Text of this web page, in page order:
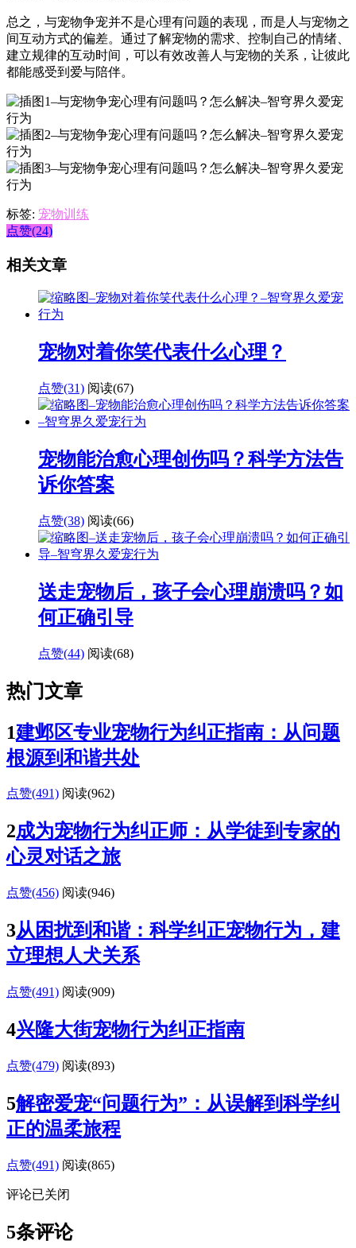
总之，与宠物争宠并不是心理有问题的表现，而是人与宠物之
间互动方式的偏差。通过了解宠物的需求、控制自己的情绪、
建立规律的互动时间，可以有效改善人与宠物的关系，让彼此
都能感受到爱与陪伴。
标签: 宠物训练
点赞(24)
相关文章
宠物对着你笑代表什么心理？
点赞(31) 阅读(67)
宠物能治愈心理创伤吗？科学方法告
诉你答案
点赞(38) 阅读(66)
送走宠物后，孩子会心理崩溃吗？如
何正确引导
点赞(44) 阅读(68)
热门文章
1建邺区专业宠物行为纠正指南：从问题
根源到和谐共处
点赞(491) 阅读(962)
2成为宠物行为纠正师：从学徒到专家的
心灵对话之旅
点赞(456) 阅读(946)
3从困扰到和谐：科学纠正宠物行为，建
立理想人犬关系
点赞(491) 阅读(909)
4兴隆大街宠物行为纠正指南
点赞(479) 阅读(893)
5解密爱宠“问题行为”：从误解到科学纠
正的温柔旅程
点赞(491) 阅读(865)
评论已关闭
5条评论